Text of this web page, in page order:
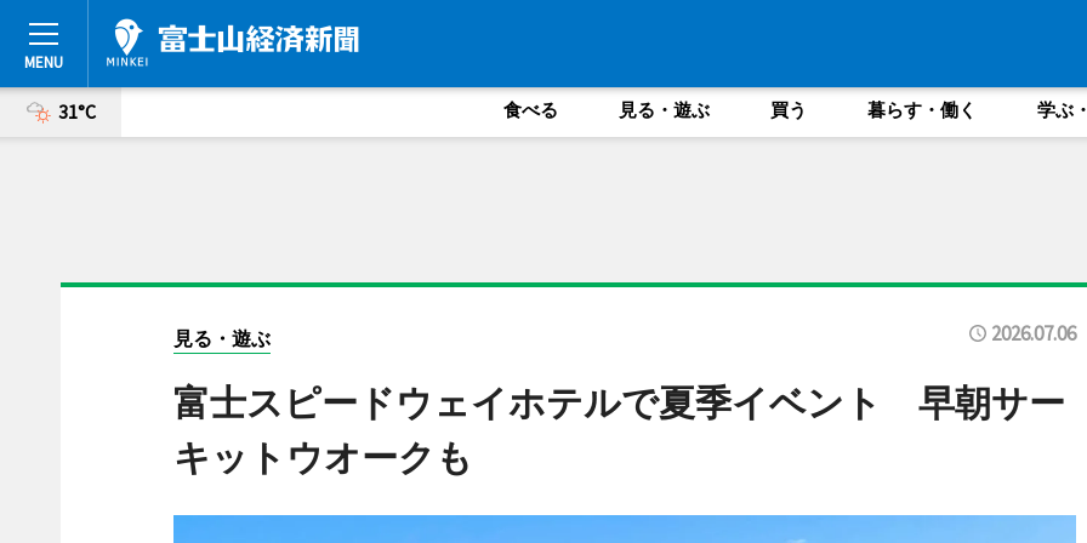
31°C 食べる 見る・遊ぶ 買う 暮らす・働く 学ぶ
見る・遊ぶ 2026.07.06
富士スピードウェイホテルで夏季イベント 早朝サー
キットウオークも